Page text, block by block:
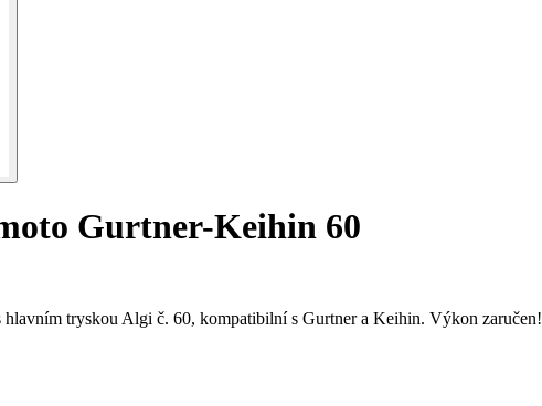
Gurtner-Keihin 60
tryskou Algi č. 60, kompatibilní s Gurtner a Keihin. Výkon zaručen!